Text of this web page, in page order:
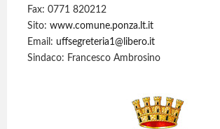
Fax: 0771 820212
Sito:www.comune.ponza.lt.it
Email: uffsegreteria1@libero.it
Sindaco: Francesco Ambrosino